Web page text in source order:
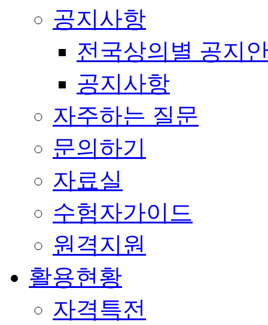
공지사항
전국상의별 공지
공지사항
자주하는 질문
문의하기
자료실
수험자가이드
원격지원
활용현황
자격특전